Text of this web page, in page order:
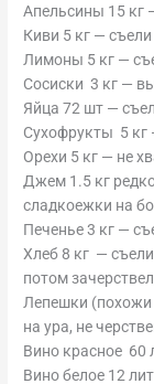
Апельсины 15 кг
Киви 5 кг — съели
Лимоны 5 кг —
Сосиски 3 кг —
Яйца 72 шт —
Сухофрукты 5 кг
Орехи 5 кг — не
Джем 1.5 кг
сладкоежки на
Печенье 3 кг —
Хлеб 8 кг —
потом
Лепешки (похожи
на ура, не
Вино красное 60
Вино белое 12